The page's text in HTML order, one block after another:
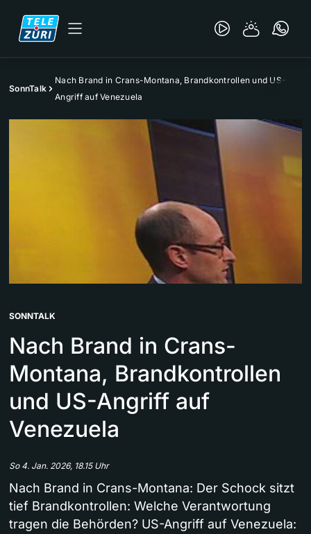
SonnTalk
Nach Brand in Crans-Montana, Brandkontrollen und US-
Angriff auf Venezuela
SONNTALK
Nach Brand in Crans-
Montana, Brandkontrollen
und US-Angriff auf
Venezuela
So 4. Jan. 2026, 18.15 Uhr
Nach Brand in Crans-Montana: Der Schock sitzt
tief Brandkontrollen: Welche Verantwortung
tragen die Behörden? US-Angriff auf Venezuela: